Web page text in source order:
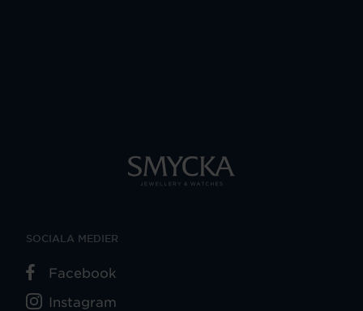
SOCIALA MEDIER
Facebook
Instagram